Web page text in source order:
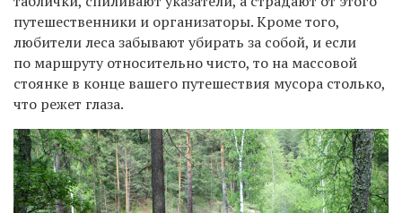
путешественники и организаторы. Кроме того,
любители леса забывают убирать за собой, и если
по маршруту относительно чисто, то на массовой
стоянке в конце вашего путешествия мусора столько,
что режет глаза.